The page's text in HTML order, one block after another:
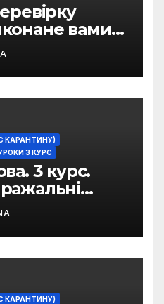
вами
КАРАНТИНУ)
3 КУРС
3 курс.
КАРАНТИНУ)